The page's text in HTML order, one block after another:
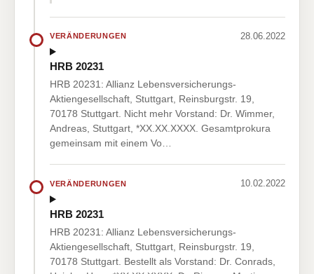
VERÄNDERUNGEN 28.06.2022
HRB 20231
HRB 20231: Allianz Lebensversicherungs-
Aktiengesellschaft, Stuttgart, Reinsburgstr. 19,
70178 Stuttgart. Nicht mehr Vorstand: Dr. Wimmer,
Andreas, Stuttgart, *XX.XX.XXXX. Gesamtprokura
gemeinsam mit einem Vo…
VERÄNDERUNGEN 10.02.2022
HRB 20231
HRB 20231: Allianz Lebensversicherungs-
Aktiengesellschaft, Stuttgart, Reinsburgstr. 19,
70178 Stuttgart. Bestellt als Vorstand: Dr. Conrads,